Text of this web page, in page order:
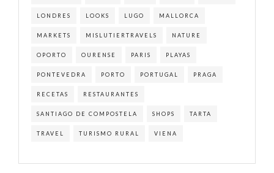
LONDRES LOOKS LUGO MALLORCA
MARKETS MISLUTIERTRAVELS NATURE
OPORTO OURENSE PARIS PLAYAS
PONTEVEDRA PORTO PORTUGAL PRAGA
RECETAS RESTAURANTES
SANTIAGO DE COMPOSTELA SHOPS TARTA
TRAVEL TURISMO RURAL VIENA